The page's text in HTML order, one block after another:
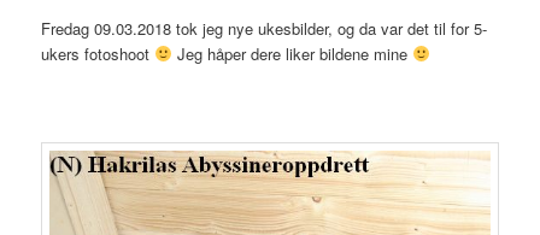
Fredag 09.03.2018 tok jeg nye ukesbilder, og da var det til for 5-
ukers fotoshoot
Jeg håper dere liker bildene mine